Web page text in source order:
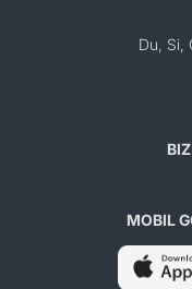
Du, Si,
MOBIL